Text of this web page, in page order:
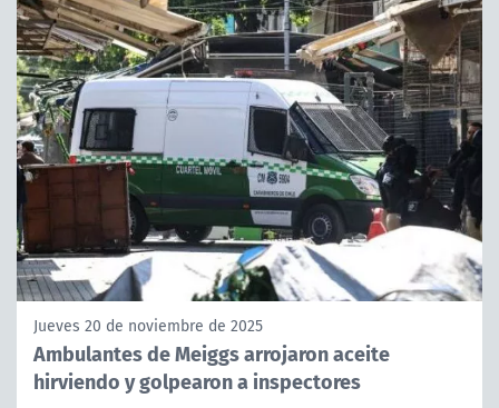
Jueves 20 de noviembre de 2025
Ambulantes de Meiggs arrojaron aceite
hirviendo y golpearon a inspectores